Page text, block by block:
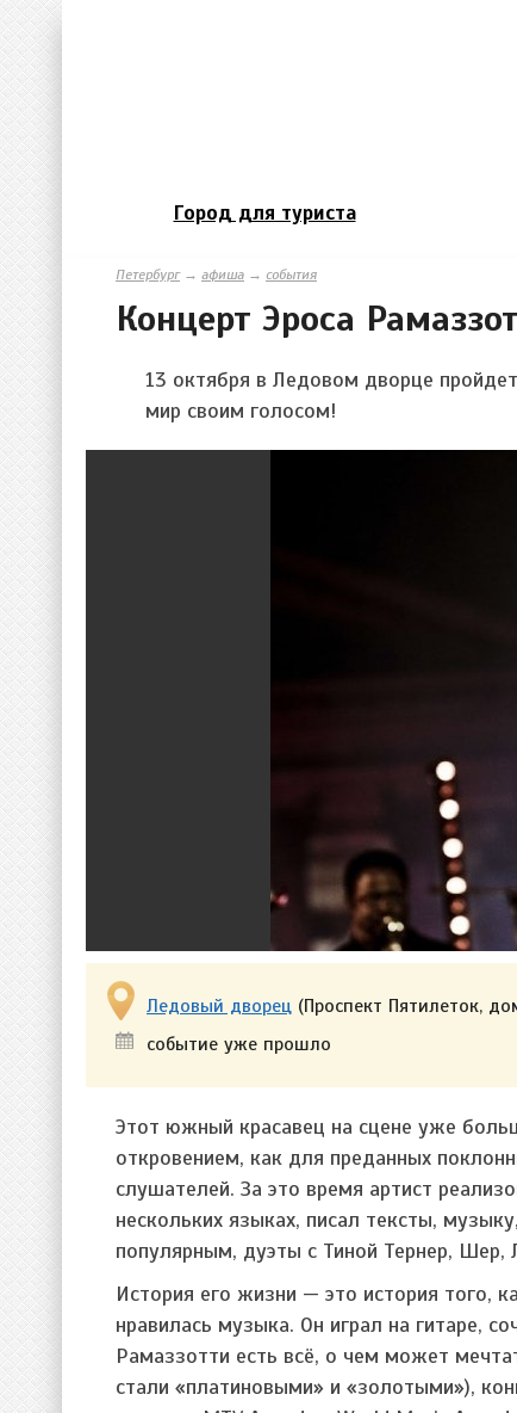
Город для туриста
Петербург→ афиша → события
Концерт Эроса
13 октября в Ледовом дворце
мир своим голосом!
Ледовый дворец (Проспект Пятилеток,
событие уже прошло
Этот южный красавец на сцене уже
откровением, как для преданных
слушателей. За это время артист
нескольких языках, писал тексты,
популярным, дуэты с Тиной Тернер,
История его жизни — это история того,
нравилась музыка. Он играл на гитаре,
Рамаззотти есть всё, о чем может
стали «платиновыми» и «золотыми»),